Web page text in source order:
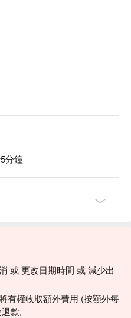
分鐘
或 更改日期時間 或 減少出
有權收取額外費用 (按額外每
款。